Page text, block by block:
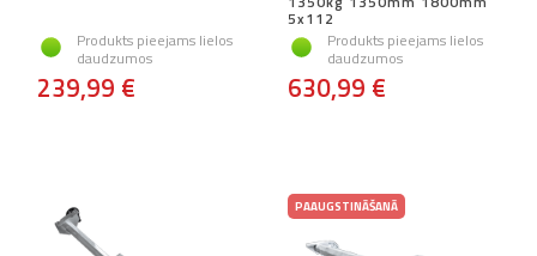
Produkts pieejams lielos
daudzumos
239,99 €
5x112
Produkts pieejams lielos
daudzumos
630,99 €
PAAUGSTINĀŠANĀ